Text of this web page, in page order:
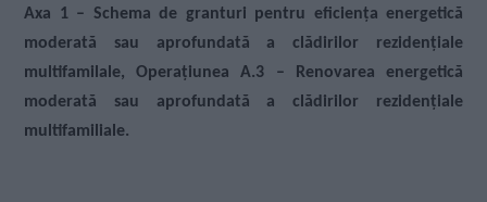
Axa 1 – Schema de granturi pentru eficiența energetică
moderată sau aprofundată a clădirilor rezidențiale
multifamilale, Operațiunea A.3 – Renovarea energetică
moderată sau aprofundată a clădirilor rezidențiale
multifamiliale.